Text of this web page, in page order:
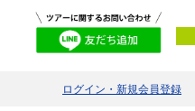
ログイン・新規会員登録